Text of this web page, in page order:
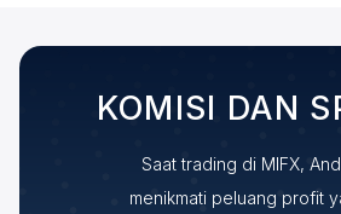
KOMISI DAN
Saat trading di MIFX,
menikmati peluang profit